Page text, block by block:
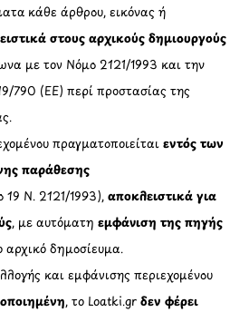
κάθε άρθρου, εικόνας ή
στους αρχικούς δημιουργούς
με τον Νόμο 2121/1993 και την
790 (ΕΕ) περί προστασίας της
πραγματοποιείταιεντός των
παράθεσης
19 Ν. 2121/1993), αποκλειστικά για
, με αυτόματηεμφάνιση της πηγής
αρχικό δημοσίευμα.
και εμφάνισης περιεχομένου
, το Loatki.grδεν φέρει